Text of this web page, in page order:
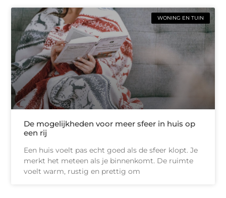
WONING EN TUIN
De mogelijkheden voor meer sfeer in huis op
een rij
Een huis voelt pas echt goed als de sfeer klopt. Je
merkt het meteen als je binnenkomt. De ruimte
voelt warm, rustig en prettig om